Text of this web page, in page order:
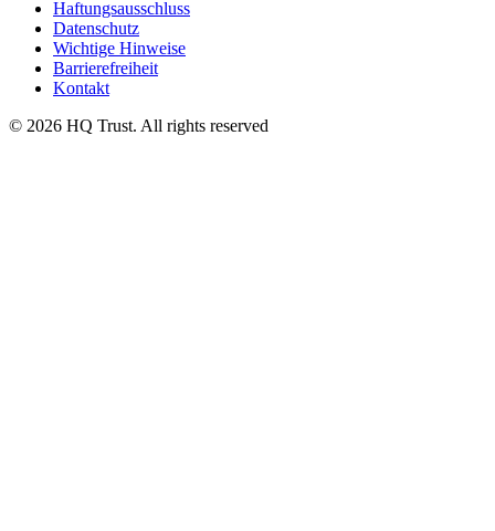
Haftungsausschluss
Datenschutz
Wichtige Hinweise
Barrierefreiheit
Kontakt
© 2026 HQ Trust. All rights reserved